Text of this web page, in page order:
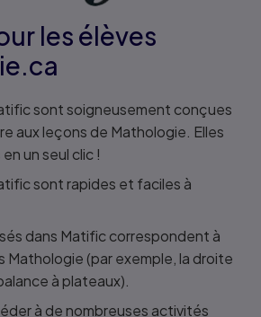
les élèves
sont soigneusement conçues
aux leçons de Mathologie. Elles
un seul clic !
sont rapides et faciles à
dans Matific correspondent à
Mathologie (par exemple, la droite
à plateaux).
à de nombreuses activités